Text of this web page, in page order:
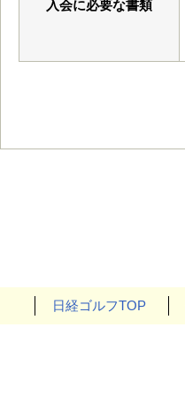
入会に必要な書類
日経ゴルフTOP